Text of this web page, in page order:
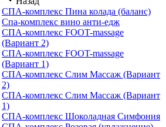
СПА-комплекс Пина колада (баланс)
Cпа-комплекс вино анти-едж
СПА-комплекс FOOT-massage
(Вариант 2)
СПА-комплекс FOOT-massage
(Вариант 1)
СПА-комплекс Слим Массаж (Вариант
2)
СПА-комплекс Слим Массаж (Вариант
1)
СПА-комплекс Шоколадная Симфония